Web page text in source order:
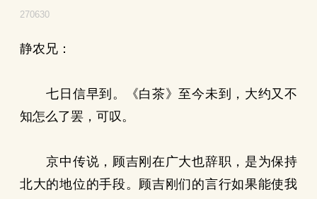
270630
静农兄：
七日信早到。《白茶》至今未到，大约又不
知怎么了罢，可叹。
京中传说，顾吉刚在广大也辞职，是为保持
北大的地位的手段。顾吉刚们的言行如果能使我